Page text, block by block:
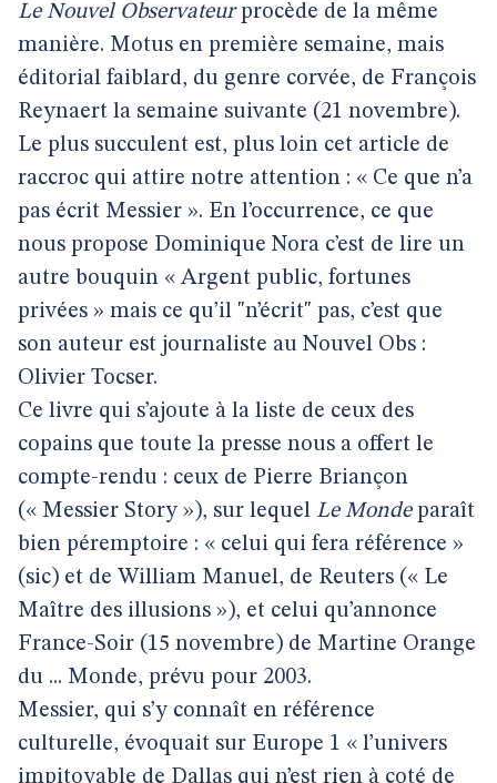
Le Nouvel Observateurprocède de la même
manière. Motus en première semaine, mais
éditorial faiblard, du genre corvée, de François
Reynaert la semaine suivante (21 novembre).
Le plus succulent est, plus loin cet article de
raccroc qui attire notre attention : « Ce que n’a
pas écrit Messier ». En l’occurrence, ce que
nous propose Dominique Nora c’est de lire un
autre bouquin « Argent public, fortunes
privées » mais ce qu’il "n’écrit" pas, c’est que
son auteur est journaliste au Nouvel Obs :
Olivier Tocser.
Ce livre qui s’ajoute à la liste de ceux des
copains que toute la presse nous a offert le
compte-rendu : ceux de Pierre Briançon
(« Messier Story »), sur lequel Le Mondeparaît
bien péremptoire : « celui qui fera référence »
(sic) et de William Manuel, de Reuters (« Le
Maître des illusions »), et celui qu’annonce
France-Soir (15 novembre) de Martine Orange
du ... Monde, prévu pour 2003.
Messier, qui s’y connaît en référence
culturelle, évoquait sur Europe 1 « l’univers
impitoyable de Dallas qui n’est rien à coté de